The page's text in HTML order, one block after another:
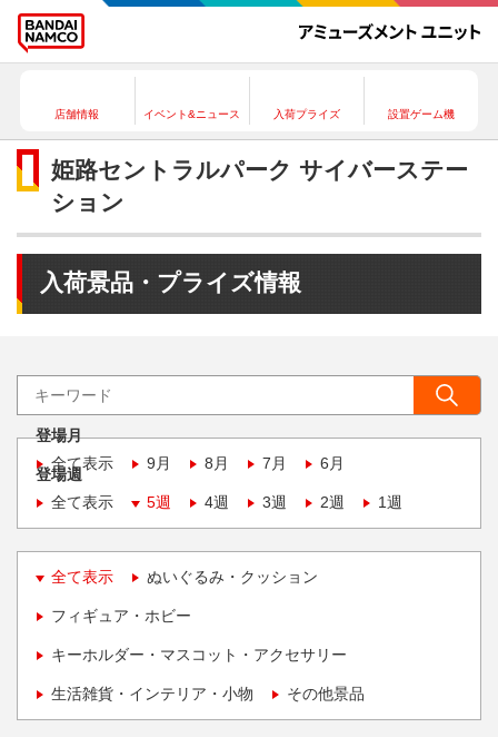
店舗情報 イベント&ニュース 入荷プライズ 設置ゲーム機
姫路セントラルパーク サイバーステー
ション
入荷景品・プライズ情報
登場月
全て表示
9月 8月 7月 6月
登場週
全て表示
5週 4週 3週 2週 1週
全て表示 ぬいぐるみ・クッション
フィギュア・ホビー
キーホルダー・マスコット・アクセサリー
生活雑貨・インテリア・小物 その他景品